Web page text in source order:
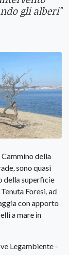
gli alberi"
della
sono quasi
della superficie
Foresi, ad
con apporto
a mare in
Legambiente –